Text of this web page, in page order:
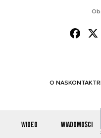
WIDEO WIADOMOŚCI
O NASKONTAKT
© 2012-